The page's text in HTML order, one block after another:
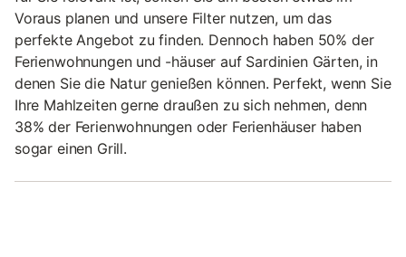
Voraus planen und unsere Filter nutzen, um das
perfekte Angebot zu finden. Dennoch haben 50% der
Ferienwohnungen und -häuser auf Sardinien Gärten, in
denen Sie die Natur genießen können. Perfekt, wenn Sie
Ihre Mahlzeiten gerne draußen zu sich nehmen, denn
38% der Ferienwohnungen oder Ferienhäuser haben
sogar einen Grill.